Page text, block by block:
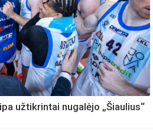
užtikrintai nugalėjo „Šiaulius“